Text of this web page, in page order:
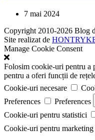
7 mai 2024
Copyright 2010-2026 Blog
Site realizat de
Manage Cookie Consent
Folosim cookie-uri pentru a
pentru a oferi funcții de
Cookie-uri necesare
Preferences
Preferences
Cookie-uri pentru statistici
Cookie-uri pentru marketing